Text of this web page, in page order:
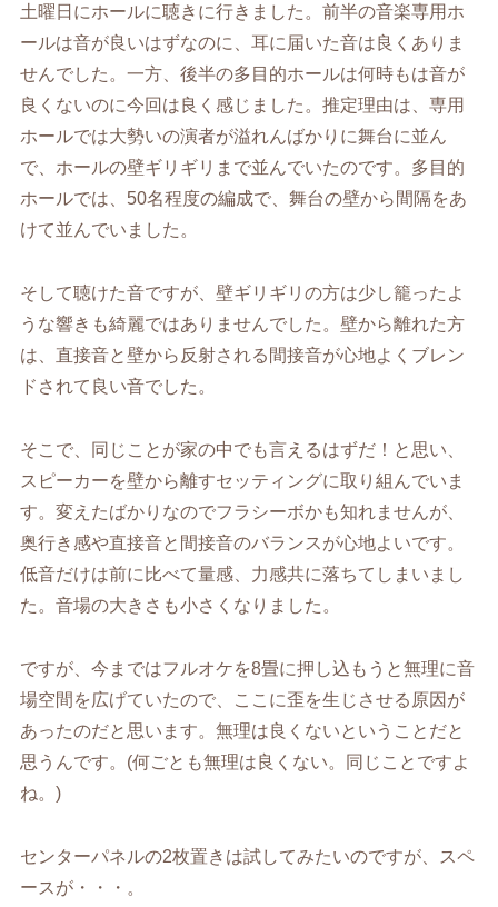
土曜日にホールに聴きに行きました。前半の音楽専用ホ
ールは音が良いはずなのに、耳に届いた音は良くありま
せんでした。一方、後半の多目的ホールは何時もは音が
良くないのに今回は良く感じました。推定理由は、専用
ホールでは大勢いの演者が溢れんばかりに舞台に並ん
で、ホールの壁ギリギリまで並んでいたのです。多目的
ホールでは、50名程度の編成で、舞台の壁から間隔をあ
けて並んでいました。
そして聴けた音ですが、壁ギリギリの方は少し籠ったよ
うな響きも綺麗ではありませんでした。壁から離れた方
は、直接音と壁から反射される間接音が心地よくブレン
ドされて良い音でした。
そこで、同じことが家の中でも言えるはずだ！と思い、
スピーカーを壁から離すセッティングに取り組んでいま
す。変えたばかりなのでフラシーボかも知れませんが、
奥行き感や直接音と間接音のバランスが心地よいです。
低音だけは前に比べて量感、力感共に落ちてしまいまし
た。音場の大きさも小さくなりました。
ですが、今まではフルオケを8畳に押し込もうと無理に音
場空間を広げていたので、ここに歪を生じさせる原因が
あったのだと思います。無理は良くないということだと
思うんです。(何ごとも無理は良くない。同じことですよ
ね。)
センターパネルの2枚置きは試してみたいのですが、スペ
ースが・・・。